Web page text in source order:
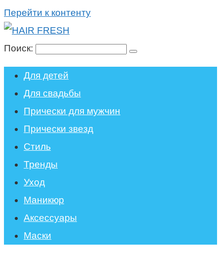
Перейти к контенту
Поиск:
Для детей
Для свадьбы
Прически для мужчин
Прически звезд
Стиль
Тренды
Уход
Маникюр
Аксессуары
Маски